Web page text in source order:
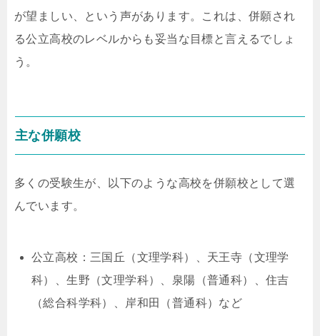
が望ましい、という声があります。これは、併願され
る公立高校のレベルからも妥当な目標と言えるでしょ
う。
主な併願校
多くの受験生が、以下のような高校を併願校として選
んでいます。
公立高校：三国丘（文理学科）、天王寺（文理学
科）、生野（文理学科）、泉陽（普通科）、住吉
（総合科学科）、岸和田（普通科）など